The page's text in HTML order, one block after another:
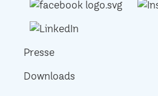
Presse
Downloads